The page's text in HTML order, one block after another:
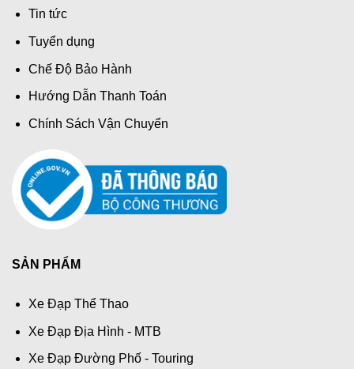
Tin tức
Tuyển dụng
Chế Độ Bảo Hành
Hướng Dẫn Thanh Toán
Chính Sách Vận Chuyển
SẢN PHẨM
Xe Đạp Thể Thao
Xe Đạp Địa Hình - MTB
Xe Đạp Đường Phố - Touring